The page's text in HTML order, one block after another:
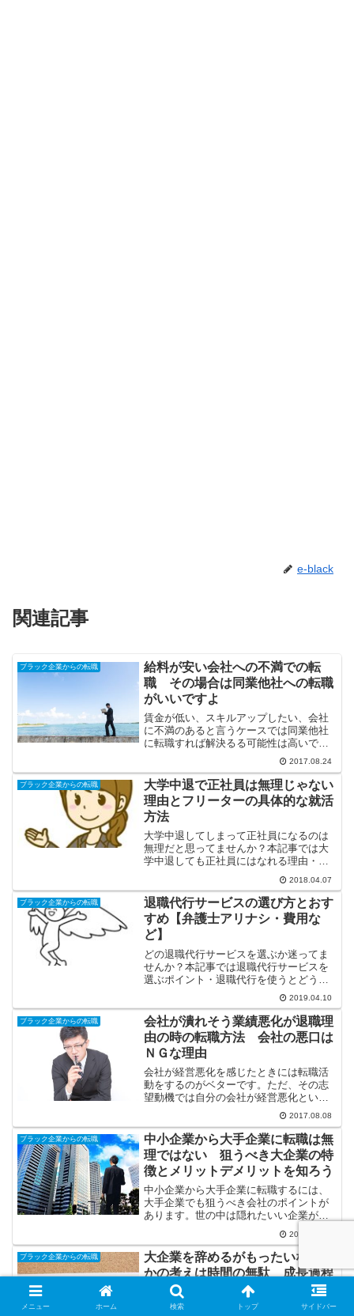
e-black
関連記事
ブラック企業からの転職
給料が安い会社への不満での転
職 その場合は同業他社への転職
がいいですよ
賃金が低い、スキルアップしたい、会社
に不満のあると言うケースでは同業他社
に転職すれば解決るる可能性は高いで
す。面接のときにはそういった不満をう
まくプラスの内容にして志望動機にすれ
ばＯＫです。同業他社への転職は今でも
常識となっているので労働環境を見直し
てみましょうね。
2017.08.24
ブラック企業からの転職
大学中退で正社員は無理じゃない
理由とフリーターの具体的な就活
方法
大学中退してしまって正社員になるのは
無理だと思ってませんか？本記事では大
学中退しても正社員にはなれる理由・正
社員への就活のポイントを説明していま
す。大学を中退したけど正社員になりた
い人は必見です。
2018.04.07
ブラック企業からの転職
退職代行サービスの選び方とおす
すめ【弁護士アリナシ・費用な
ど】
どの退職代行サービスを選ぶか迷ってま
せんか？本記事では退職代行サービスを
選ぶポイント・退職代行を使うとどうな
るかをご紹介しています。会社を今すぐ
辞めたいと思っている方は必見です。
2019.04.10
ブラック企業からの転職
会社が潰れそう業績悪化が退職理
由の時の転職方法 会社の悪口は
ＮＧな理由
会社が経営悪化を感じたときには転職活
動をするのがベターです。ただ、その志
望動機では自分の会社が経営悪化という
ことを表に出すのはあまりよくありませ
ん。会社の悪口的なことと取られてしま
うからです。そういう場合の志望動機を
そうやって作っていくかにはコツがあり
ます。
2017.08.08
ブラック企業からの転職
中小企業から大手企業に転職は無
理ではない 狙うべき大企業の特
徴とメリットデメリットを知ろう
中小企業から大手企業に転職するには、
大手企業でも狙うべき会社のポイントが
あります。世の中は隠れたいい企業がた
くさん眠っているので、いかにその求人
を探し当てるかが大事です。また、大企
業にもメリットデメリットがあるので万
能ではないですからね。そのあたりをじ
っくり考えてから大手企業を選択するの
がベターでしょう。
2017.11.28
ブラック企業からの転職
大企業を辞めるがもったいないと
かの考えは時間の無駄 成長過程
にある会社を選ぶべき理由
大企業を辞めるのってけっこうもったい
メニュー ホーム 検索 トップ サイドバー